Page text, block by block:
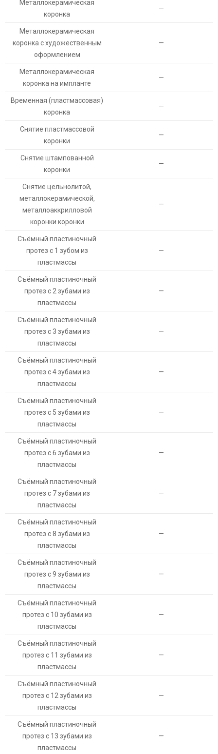
Металлокерамическая
коронка
—
Металлокерамическая
коронка с художественным
оформлением
—
Металлокерамическая
коронка на импланте
—
Временная (пластмассовая)
коронка
—
Снятие пластмассовой
коронки
—
Снятие штампованной
коронки
—
Снятие цельнолитой,
металлокерамической,
металлоаккрилловой
коронки коронки
—
Съёмный пластиночный
протез с 1 зубом из
пластмассы
—
Съёмный пластиночный
протез с 2 зубами из
пластмассы
—
Съёмный пластиночный
протез с 3 зубами из
пластмассы
—
Съёмный пластиночный
протез с 4 зубами из
пластмассы
—
Съёмный пластиночный
протез с 5 зубами из
пластмассы
—
Съёмный пластиночный
протез с 6 зубами из
пластмассы
—
Съёмный пластиночный
протез с 7 зубами из
пластмассы
—
Съёмный пластиночный
протез с 8 зубами из
пластмассы
—
Съёмный пластиночный
протез с 9 зубами из
пластмассы
—
Съёмный пластиночный
протез с 10 зубами из
пластмассы
—
Съёмный пластиночный
протез с 11 зубами из
пластмассы
—
Съёмный пластиночный
протез с 12 зубами из
пластмассы
—
Съёмный пластиночный
протез с 13 зубами из
пластмассы
—